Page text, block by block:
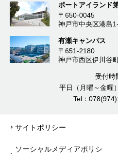
ポートアイランド
〒650-0045
神戸市中央区港島
有瀬キャンパス
〒651-2180
神戸市西区伊川谷
受付時
平日（月曜～金曜
Tel：
サイトポリシー
ソーシャルメディアポリシ